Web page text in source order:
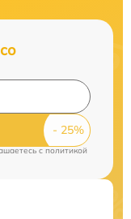
cполитикой